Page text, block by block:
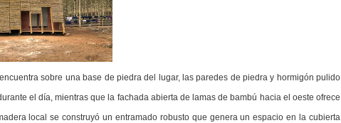
sobre una base de piedra del lugar, las paredes de piedra y hormigón pulido
el día, mientras que la fachada abierta de lamas de bambú hacia el oeste ofrece
local se construyó un entramado robusto que genera un espacio en la cubierta